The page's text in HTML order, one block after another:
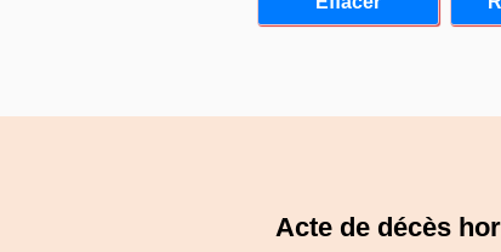
Acte de décès